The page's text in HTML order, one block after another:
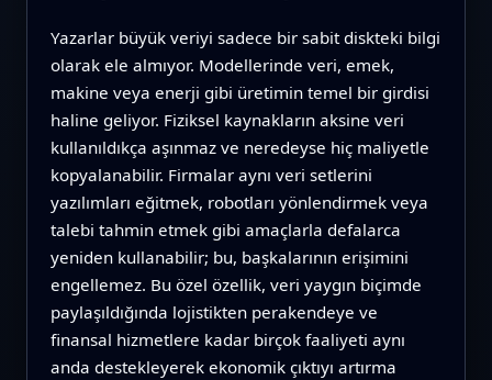
Yazarlar büyük veriyi sadece bir sabit diskteki bilgi
olarak ele almıyor. Modellerinde veri, emek,
makine veya enerji gibi üretimin temel bir girdisi
haline geliyor. Fiziksel kaynakların aksine veri
kullanıldıkça aşınmaz ve neredeyse hiç maliyetle
kopyalanabilir. Firmalar aynı veri setlerini
yazılımları eğitmek, robotları yönlendirmek veya
talebi tahmin etmek gibi amaçlarla defalarca
yeniden kullanabilir; bu, başkalarının erişimini
engellemez. Bu özel özellik, veri yaygın biçimde
paylaşıldığında lojistikten perakendeye ve
finansal hizmetlere kadar birçok faaliyeti aynı
anda destekleyerek ekonomik çıktıyı artırma